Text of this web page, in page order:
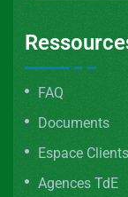
FAQ
Documents
Espace Clients
Agences TdE